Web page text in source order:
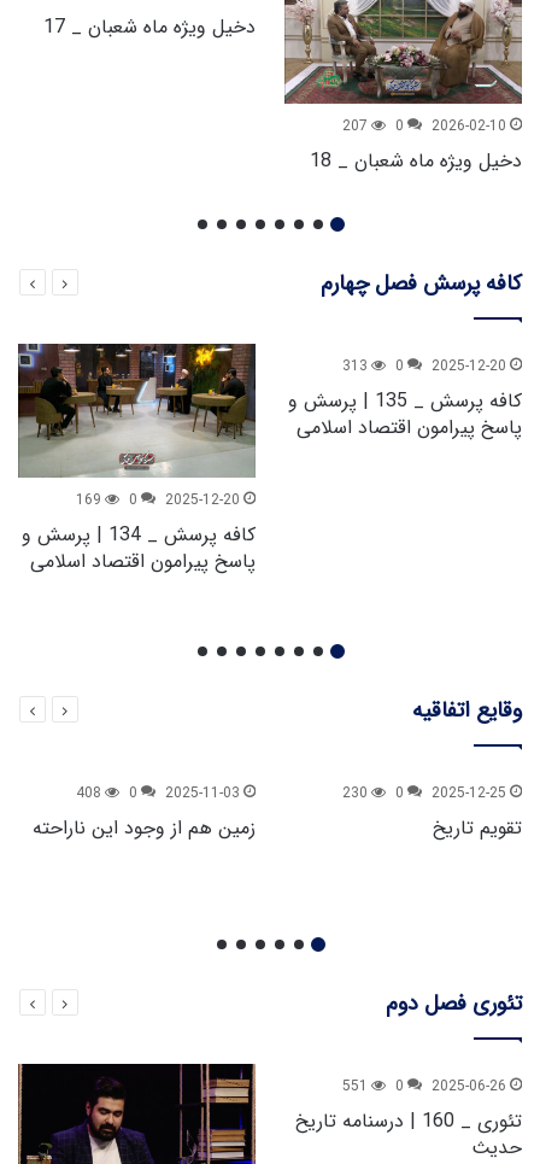
2026-02-10
0
207
دخیل ویژه ماه شعبان _ 18
دخیل ویژه ماه شعبان _ 17
کافه پرسش فصل چهارم
2025-12-20
0
313
کافه پرسش _ 135 | پرسش و
پاسخ پیرامون اقتصاد اسلامی
2025-12-20
0
169
کافه پرسش _ 134 | پرسش و
پاسخ پیرامون اقتصاد اسلامی
وقایع اتفاقیه
2025-12-25
0
230
تقویم تاریخ
2025-11-03
0
408
زمین هم از وجود این ناراحته
تئوری فصل دوم
2025-06-26
0
551
تئوری _ 160 | درسنامه تاریخ
حدیث